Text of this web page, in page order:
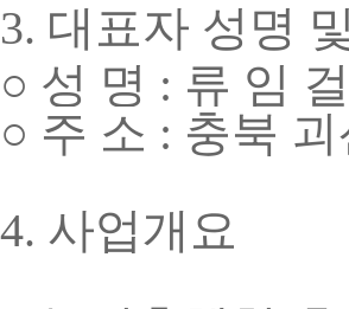
3. 대표자 성명
○ 성 명 : 류 임 걸
○ 주 소 : 충북
4. 사업개요